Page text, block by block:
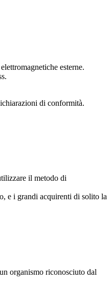
esterne.
di conformità.
il metodo di
e i grandi acquirenti di solito la
organismo riconosciuto dal